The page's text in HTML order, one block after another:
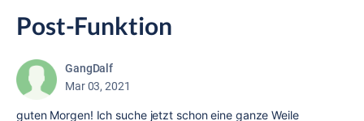
Post-Funktion
GangDalf
Mar 03, 2021
guten Morgen! Ich suche jetzt schon eine ganze Weile